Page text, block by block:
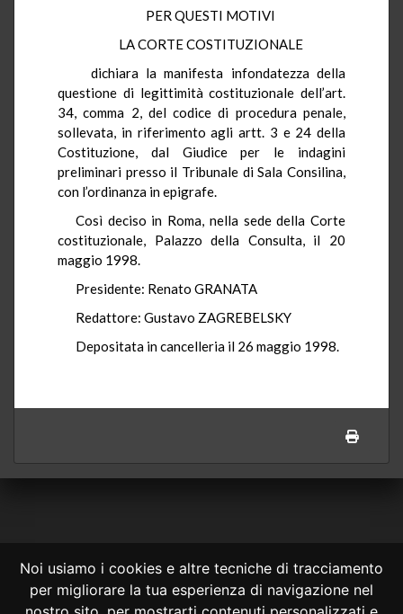
Noi usiamo i cookies e altre tecniche di tracciamento
per migliorare la tua esperienza di navigazione nel
PER QUESTI MOTIVI
LA CORTE COSTITUZIONALE
dichiara la manifesta infondatezza della
questione di legittimità costituzionale dell’art.
34, comma 2, del codice di procedura penale,
sollevata, in riferimento agli artt. 3 e 24 della
Costituzione, dal Giudice per le indagini
preliminari presso il Tribunale di Sala Consilina,
con l’ordinanza in epigrafe.
Così deciso in Roma, nella sede della Corte
costituzionale, Palazzo della Consulta, il 20
maggio 1998.
Presidente: Renato GRANATA
Redattore: Gustavo ZAGREBELSKY
Depositata in cancelleria il 26 maggio 1998.
CONSULTA ONLINE DAL 1995 -NOTE LEGALI